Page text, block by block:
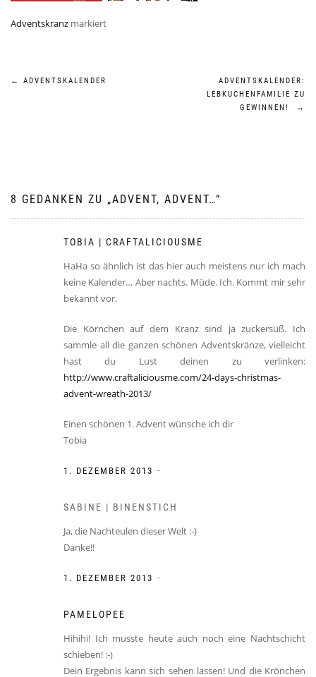
Adventskranz markiert
Beitragsnavigation
← ADVENTSKALENDER
ADVENTSKALENDER:
LEBKUCHENFAMILIE ZU
GEWINNEN!
→
8 GEDANKEN ZU „ADVENT, ADVENT…“
TOBIA | CRAFTALICIOUSME
HaHa so ähnlich ist das hier auch meistens nur ich mach
keine Kalender… Aber nachts. Müde. Ich. Kommt mir sehr
bekannt vor.
Die Körnchen auf dem Kranz sind ja zuckersüß. Ich
sammle all die ganzen schönen Adventskränze, vielleicht
hast du Lust deinen zu verlinken:
http://www.craftaliciousme.com/24-days-christmas-
advent-wreath-2013/
Einen schönen 1. Advent wünsche ich dir
Tobia
1. DEZEMBER 2013 -
SABINE | BINENSTICH
Ja, die Nachteulen dieser Welt :-)
Danke!!
1. DEZEMBER 2013 -
PAMELOPEE
Hihihi! Ich musste heute auch noch eine Nachtschicht
schieben! :-)
Dein Ergebnis kann sich sehen lassen! Und die Krönchen